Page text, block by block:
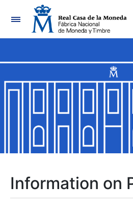
Navigation
Show/Hide
Show/Hide
Show/Hide
Information on